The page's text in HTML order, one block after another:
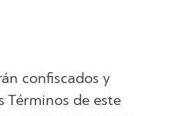
confiscados y
Términos de este